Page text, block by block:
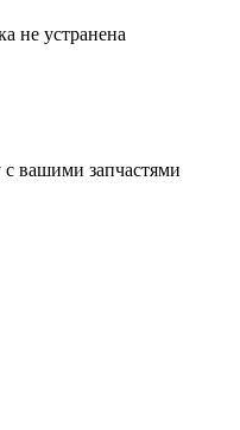
не устранена
вашими запчастями